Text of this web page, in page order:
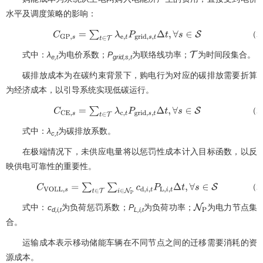
水平及调度策略的影响：
C GP s=∑t∈ Tλe,tPgrid,s,tΔt, ∀s∈S （
式中：λe,t为电价系数； Pgrid,s,t为联络线功率； T
为时间段集合。
碳排放成本为在碳约束背景下，购电行为对应的碳排放需要折算
为经济成本，以引导系统实现低碳运行。
C CE s=∑t∈ Tλc,tPgrid,s,tΔt, ∀s∈S （
式中：λc,t为碳排放系数。
在极端情况下，未供应电量将以惩罚性成本计入目标函数，以反
映供电可靠性的重要性。
CVO LL ,s=∑t∈ T∑i∈NPcd,i,tPL,i,tΔt,∀ s∈ S （
式中： cd,i,t为负荷惩罚系数； PL,i,t为负荷功率； NP
为电力节点集
合。
运输成本表示移动储能车辆在不同节点之间的迁移需要消耗的资
源成本。